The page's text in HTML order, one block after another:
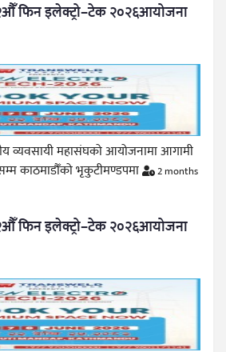
१२औँ फिन इलेक्ट्रो–टेक २०२६आयोजना
व्यवसायी महासंघको आयोजनामा आगामी
काठमाडौँको भृकुटीमण्डपमा
2 months
१२औँ फिन इलेक्ट्रो–टेक २०२६आयोजना